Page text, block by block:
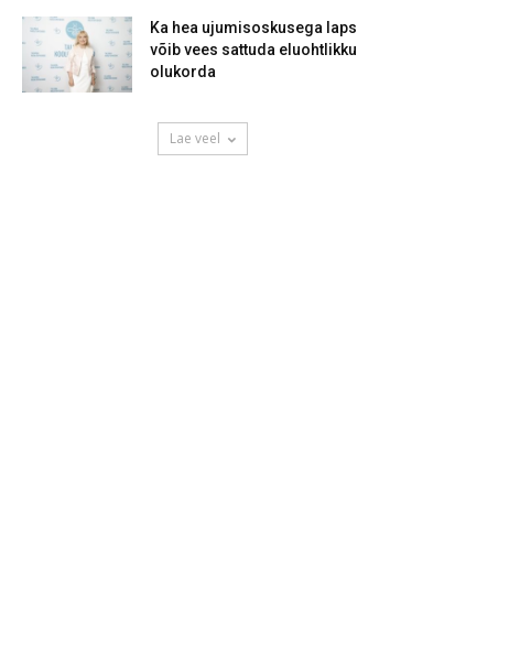
Ka hea ujumisoskusega laps
võib vees sattuda eluohtlikku
olukorda
Lae veel